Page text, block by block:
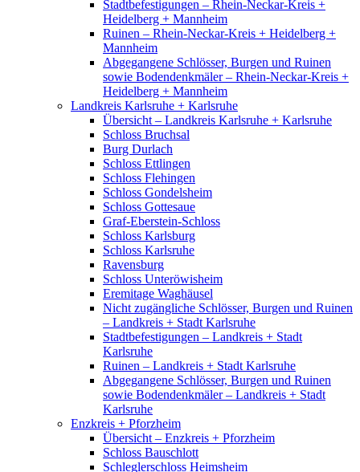
Stadtbefestigungen – Rhein-Neckar-Kreis +
Heidelberg + Mannheim
Ruinen – Rhein-Neckar-Kreis + Heidelberg +
Mannheim
Abgegangene Schlösser, Burgen und Ruinen
sowie Bodendenkmäler – Rhein-Neckar-Kreis +
Heidelberg + Mannheim
Landkreis Karlsruhe + Karlsruhe
Übersicht – Landkreis Karlsruhe + Karlsruhe
Schloss Bruchsal
Burg Durlach
Schloss Ettlingen
Schloss Flehingen
Schloss Gondelsheim
Schloss Gottesaue
Graf-Eberstein-Schloss
Schloss Karlsburg
Schloss Karlsruhe
Ravensburg
Schloss Unteröwisheim
Eremitage Waghäusel
Nicht zugängliche Schlösser, Burgen und Ruinen
– Landkreis + Stadt Karlsruhe
Stadtbefestigungen – Landkreis + Stadt
Karlsruhe
Ruinen – Landkreis + Stadt Karlsruhe
Abgegangene Schlösser, Burgen und Ruinen
sowie Bodendenkmäler – Landkreis + Stadt
Karlsruhe
Enzkreis + Pforzheim
Übersicht – Enzkreis + Pforzheim
Schloss Bauschlott
Schleglerschloss Heimsheim